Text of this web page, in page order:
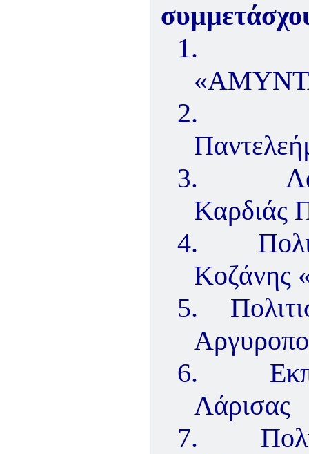
1.
2.
3.
Καρδιάς
4.
5.
6.
Λάρισας
7.